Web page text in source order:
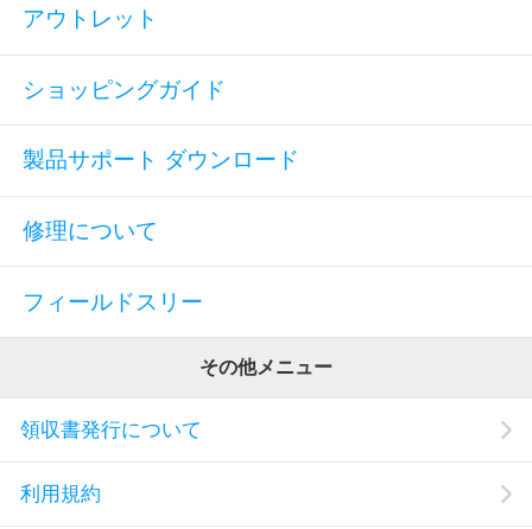
アウトレット
ショッピングガイド
製品サポート ダウンロード
修理について
フィールドスリー
その他メニュー
領収書発行について
利用規約